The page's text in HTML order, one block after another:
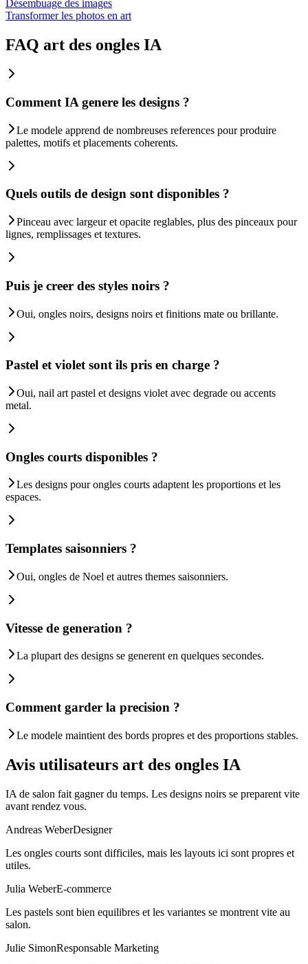
Désembuage des images
Transformer les photos en art
FAQ art des ongles IA
Comment IA genere les designs ?
Le modele apprend de nombreuses references pour produire
palettes, motifs et placements coherents.
Quels outils de design sont disponibles ?
Pinceau avec largeur et opacite reglables, plus des pinceaux pour
lignes, remplissages et textures.
Puis je creer des styles noirs ?
Oui, ongles noirs, designs noirs et finitions mate ou brillante.
Pastel et violet sont ils pris en charge ?
Oui, nail art pastel et designs violet avec degrade ou accents
metal.
Ongles courts disponibles ?
Les designs pour ongles courts adaptent les proportions et les
espaces.
Templates saisonniers ?
Oui, ongles de Noel et autres themes saisonniers.
Vitesse de generation ?
La plupart des designs se generent en quelques secondes.
Comment garder la precision ?
Le modele maintient des bords propres et des proportions stables.
Avis utilisateurs art des ongles IA
IA de salon fait gagner du temps. Les designs noirs se preparent vite
avant rendez vous.
Andreas WeberDesigner
Les ongles courts sont difficiles, mais les layouts ici sont propres et
utiles.
Julia WeberE-commerce
Les pastels sont bien equilibres et les variantes se montrent vite au
salon.
Julie SimonResponsable Marketing